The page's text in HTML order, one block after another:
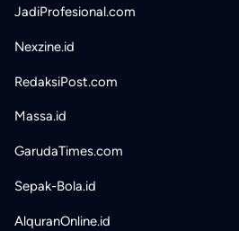
JadiProfesional.com
Nexzine.id
RedaksiPost.com
Massa.id
GarudaTimes.com
Sepak-Bola.id
AlquranOnline.id